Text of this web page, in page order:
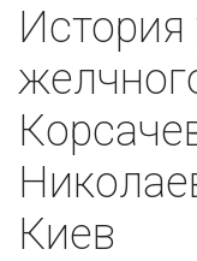
История
Киев